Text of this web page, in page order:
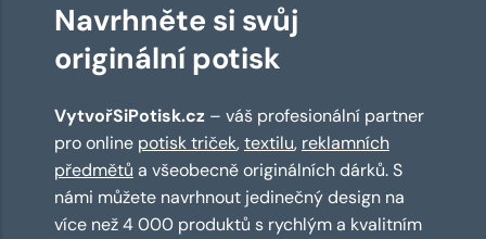
Navrhněte si svůj
originální potisk
VytvořSiPotisk.cz – váš profesionální partner
pro online potisk triček,textilu, reklamních
předmětů a všeobecně originálních dárků. S
námi můžete navrhnout jedinečný design na
více než 4 000 produktů s rychlým a kvalitním